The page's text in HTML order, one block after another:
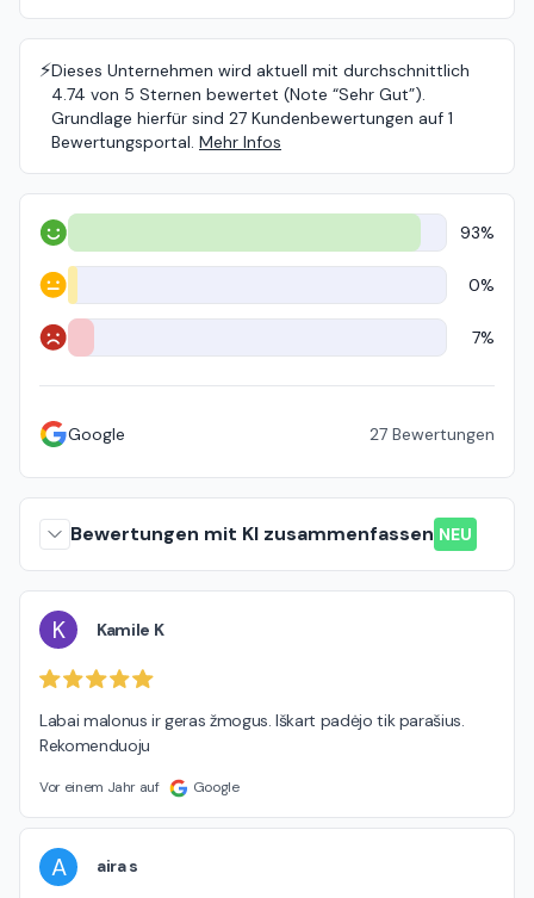
⚡️Dieses Unternehmen wird aktuell mit durchschnittlich
4.74 von 5 Sternen bewertet (Note “Sehr Gut”).
Grundlage hierfür sind 27 Kundenbewertungen auf 1
Bewertungsportal. Mehr Infos
Positiv 93%
Neutral 0%
Negativ 7%
Google 27 Bewertungen
Bewertungen mit KI zusammenfassen NEU
K Kamile K
Labai malonus ir geras žmogus. Iškart padėjo tik parašius.
Rekomenduoju
Vor einem Jahr auf Google
A aira s